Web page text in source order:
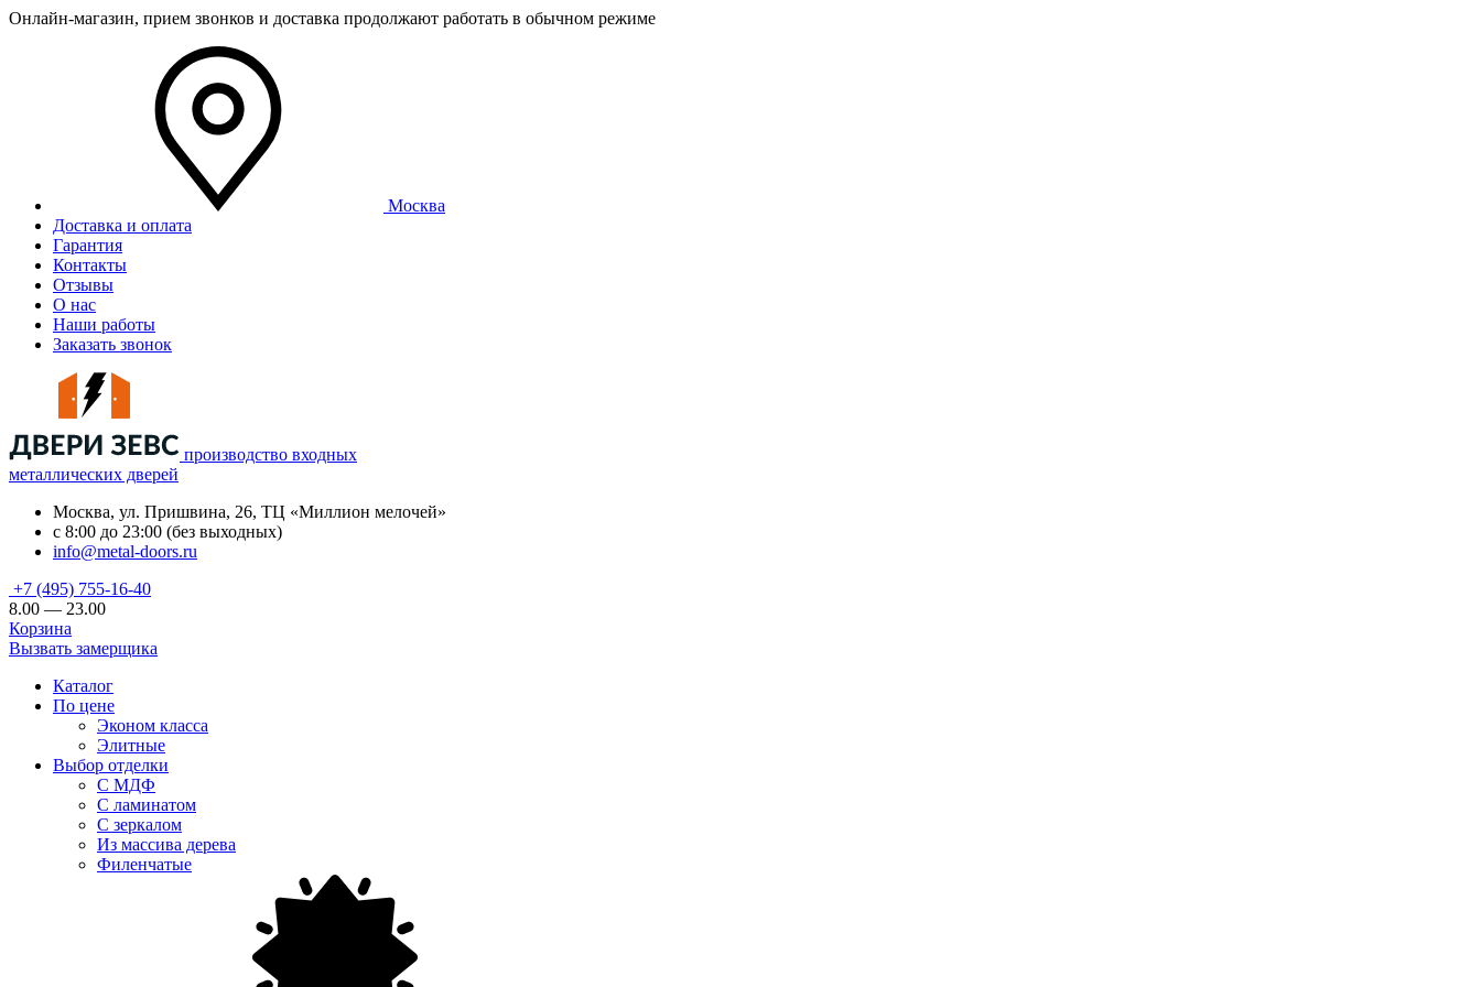
Онлайн-магазин, прием звонков и доставка продолжают работать в обычном режиме
Москва
Доставка и оплата
Гарантия
Контакты
Отзывы
О нас
Наши работы
Заказать звонок
производство входных
металлических дверей
Москва, ул. Пришвина, 26, ТЦ «Миллион мелочей»
с 8:00 до 23:00 (без выходных)
info@metal-doors.ru
+7 (495) 755-16-40
8.00 — 23.00
Корзина
Вызвать замерщика
Каталог
По цене
Эконом класса
Элитные
Выбор отделки
С МДФ
С ламинатом
С зеркалом
Из массива дерева
Филенчатые